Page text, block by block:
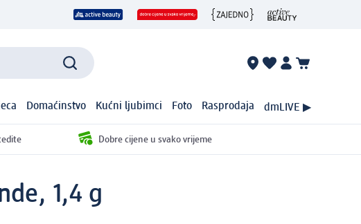
Domaćinstvo Kućni ljubimci Foto Rasprodaja dmLIVE ▶
Dobre cijene u svako vrijeme
1,4 g